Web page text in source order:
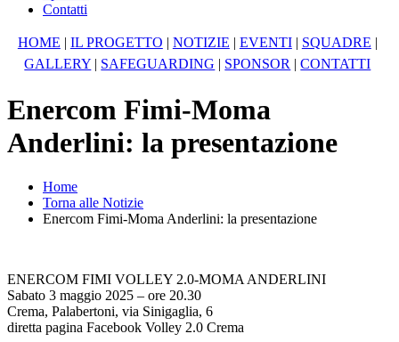
Contatti
HOME | IL PROGETTO | NOTIZIE | EVENTI| SQUADRE |
GALLERY | SAFEGUARDING | SPONSOR |CONTATTI
Enercom Fimi-Moma
Anderlini: la presentazione
Home
Torna alle Notizie
Enercom Fimi-Moma Anderlini: la presentazione
ENERCOM FIMI VOLLEY 2.0-MOMA ANDERLINI
Sabato 3 maggio 2025 – ore 20.30
Crema, Palabertoni, via Sinigaglia, 6
diretta pagina Facebook Volley 2.0 Crema